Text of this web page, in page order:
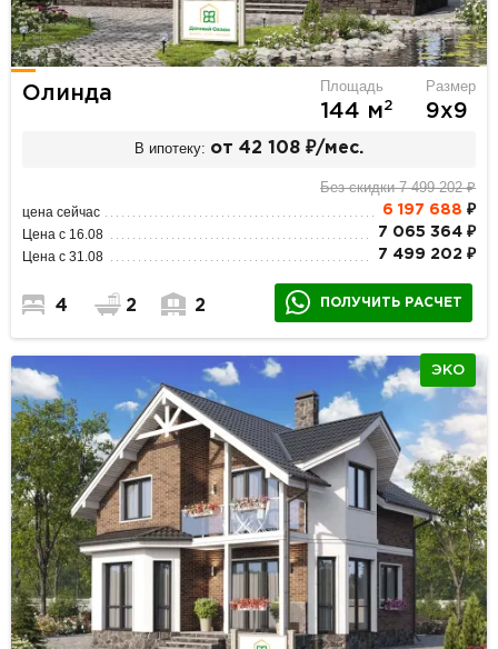
Олинда Площадь
144 м2
Размер
9х9
В ипотеку: от 42 108 ₽/мес.
Без скидки 7 499 202 ₽
цена сейчас 6 197 688 ₽
Цена с 16.08 7 065 364 ₽
Цена с 31.08 7 499 202 ₽
4 2 2 ПОЛУЧИТЬ РАСЧЕТ
ЭКО